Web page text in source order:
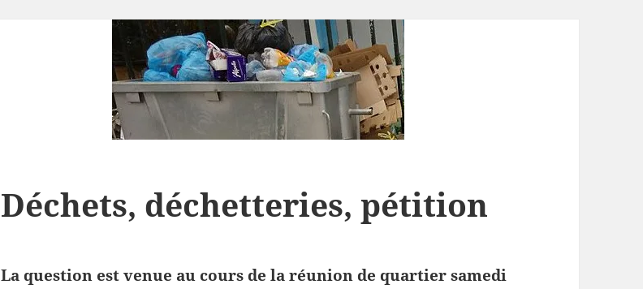
Déchets, déchetteries, pétition
La question est venue au cours de la réunion de quartier samedi